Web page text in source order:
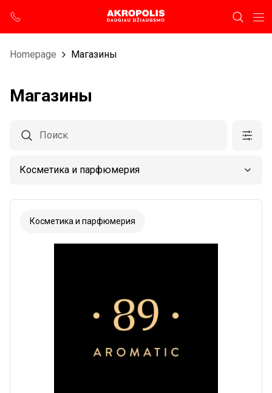
Homepage Магазины
Магазины
Косметика и парфюмерия